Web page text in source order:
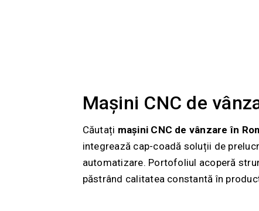
Mașini CNC de
Căutați mașini CNC de vânzare în
integrează cap-coadă soluții de
automatizare. Portofoliul acoperă
păstrând calitatea constantă în